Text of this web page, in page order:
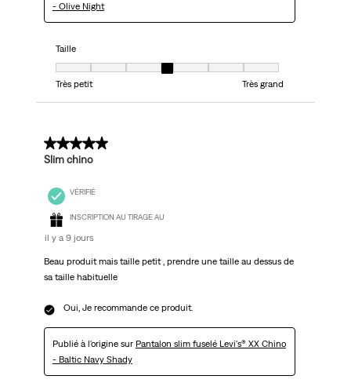
- Olive Night
Taille
Taille, 4 sur 7, où 1 est égal à Très petit et 7 est égal à Très grand
Très petit
Très grand
5 sur 5 étoiles.
Slim chino
VÉRIFIÉ
INSCRIPTION AU TIRAGE AU
il y a 9 jours
Beau produit mais taille petit , prendre une taille au dessus de
sa taille habituelle
Oui, Je recommande ce produit.
Publié à l'origine sur Pantalon slim fuselé Levi's® XX Chino
- Baltic Navy Shady